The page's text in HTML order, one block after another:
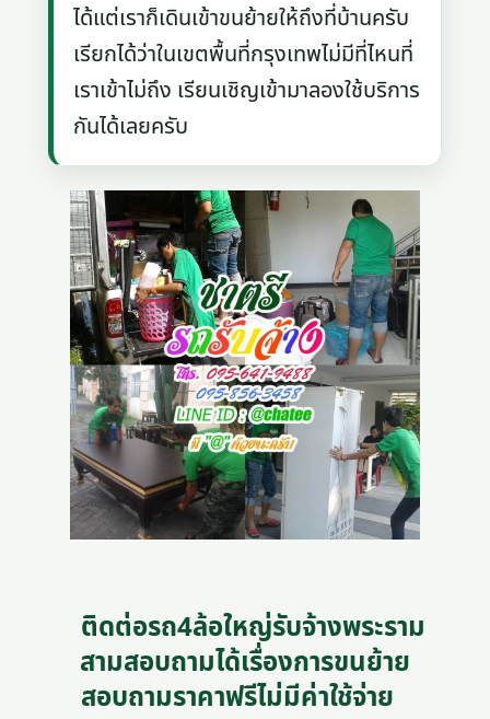
ได้แต่เราก็เดินเข้าขนย้ายให้ถึงที่บ้านครับ
เรียกได้ว่าในเขตพื้นที่กรุงเทพไม่มีที่ไหนที่
เราเข้าไม่ถึง เรียนเชิญเข้ามาลองใช้บริการ
กันได้เลยครับ
ติดต่อรถ4ล้อใหญ่รับจ้างพระราม
สามสอบถามได้เรื่องการขนย้าย
สอบถามราคาฟรีไม่มีค่าใช้จ่าย